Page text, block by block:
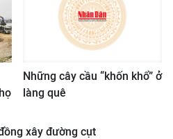
Những cây cầu “khốn khổ” ở
làng quê
xây đường cụt